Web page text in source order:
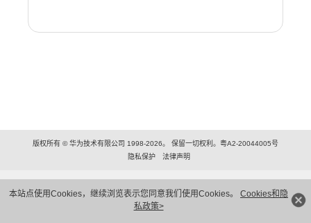
本站点使用Cookies，继续浏览表示您同意我们使用Cookies。 Cookies和隐
私政策>
版权所有 © 华为技术有限公司 1998-2026。 保留一切权利。粤A2-20044005号
隐私保护
法律声明